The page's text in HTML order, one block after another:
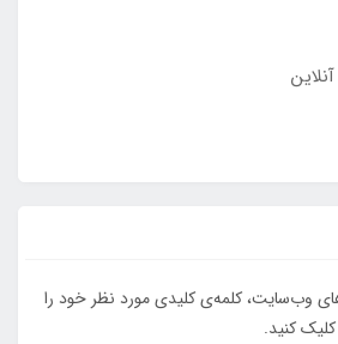
وب‌سایت، کلمه‌ی کلیدی مورد نظر خود را
کنید.